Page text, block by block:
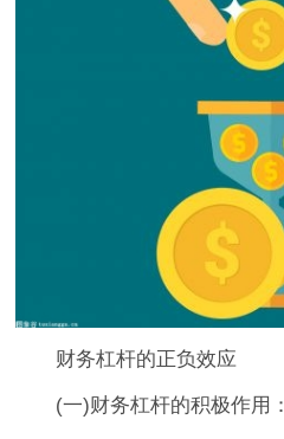
财务杠杆的正负效应
(一)财务杠杆的积极作用：